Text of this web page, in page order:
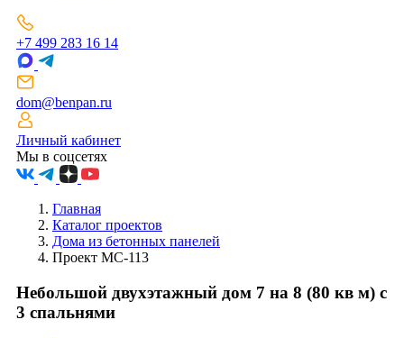
+7 499 283 16 14
dom@benpan.ru
Личный кабинет
Мы в соцсетях
Главная
Каталог проектов
Дома из бетонных панелей
Проект МС-113
Небольшой двухэтажный дом 7 на 8 (80 кв м) с
3 спальнями